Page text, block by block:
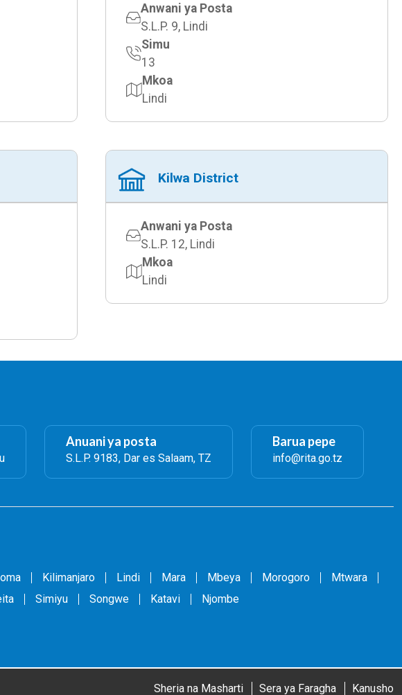
Anwani ya Posta
S.L.P. 9, Lindi
Simu
13
Mkoa
Lindi
Kilwa District
Anwani ya Posta
S.L.P. 12, Lindi
Mkoa
Lindi
Anuani ya posta
S.L.P. 9183, Dar es Salaam, TZ
Barua pepe
info@rita.go.tz
Kilimanjaro Lindi Mara Mbeya Morogoro
Mtwara
Simiyu Songwe Katavi Njombe
Sheria na Masharti Sera ya Faragha Kanusho